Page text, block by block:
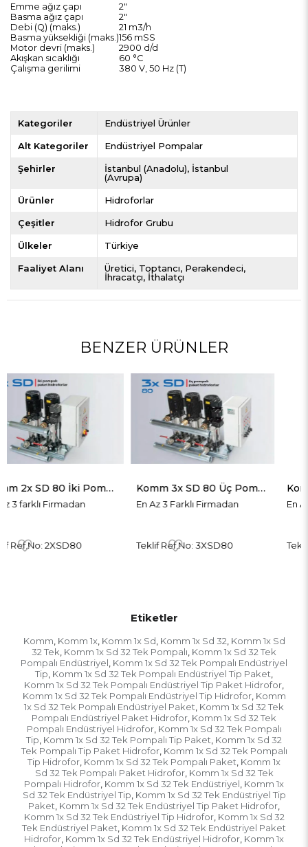
Emme ağız çapı
2"
Basma ağız çapı
2"
Debi (Q) (maks.)
21 m3/h
Basma yüksekliği (maks.)156 mSS
Motor devri (maks.)
2900 d/d
Akışkan sıcaklığı
60 °C
Çalışma gerilimi
380 V, 50 Hz (T)
Kategoriler Endüstriyel Ürünler
Alt Kategoriler Endüstriyel Pompalar
Şehirler İstanbul (Anadolu) İstanbul
(Avrupa)
Ürünler Hidroforlar
Çeşitler Hidrofor Grubu
Ülkeler Türkiye
Faaliyet Alanı Üretici Toptancı Perakendeci
İhracatçı İthalatçı
BENZER ÜRÜNLER
Komm 2x SD 80 İki Pompalı Paket Hidrofor Komm 3x SD 80 Üç Pompalı Paket Hidrofor
En Az 3 Farklı Firmadan
Teklif Ref.No: 3XSD80
En Az 3 Farklı Firmadan
Teklif Ref.No: 1XSD90
Etiketler
Komm Komm 1x, Komm 1x Sd Komm 1x Sd 32 Komm 1x Sd
32 Tek Komm 1x Sd 32 Tek Pompalı Komm 1x Sd 32 Tek
Pompalı Endüstriyel Komm 1x Sd 32 Tek Pompalı Endüstriyel
Tip Komm 1x Sd 32 Tek Pompalı Endüstriyel Tip Paket
Komm 1x Sd 32 Tek Pompalı Endüstriyel Tip Paket Hidrofor
Komm 1x Sd 32 Tek Pompalı Endüstriyel Tip Hidrofor, Komm
1x Sd 32 Tek Pompalı Endüstriyel Paket Komm 1x Sd 32 Tek
Pompalı Endüstriyel Paket Hidrofor Komm 1x Sd 32 Tek
Pompalı Endüstriyel Hidrofor, Komm 1x Sd 32 Tek Pompalı
Tip Komm 1x Sd 32 Tek Pompalı Tip Paket Komm 1x Sd 32
Tek Pompalı Tip Paket Hidrofor, Komm 1x Sd 32 Tek Pompalı
Tip Hidrofor Komm 1x Sd 32 Tek Pompalı Paket Komm 1x
Sd 32 Tek Pompalı Paket Hidrofor, Komm 1x Sd 32 Tek
Pompalı Hidrofor Komm 1x Sd 32 Tek Endüstriyel Komm 1x
Sd 32 Tek Endüstriyel Tip Komm 1x Sd 32 Tek Endüstriyel Tip
Paket Komm 1x Sd 32 Tek Endüstriyel Tip Paket Hidrofor
Komm 1x Sd 32 Tek Endüstriyel Tip Hidrofor, Komm 1x Sd 32
Tek Endüstriyel Paket Komm 1x Sd 32 Tek Endüstriyel Paket
Hidrofor Komm 1x Sd 32 Tek Endüstriyel Hidrofor Komm 1x